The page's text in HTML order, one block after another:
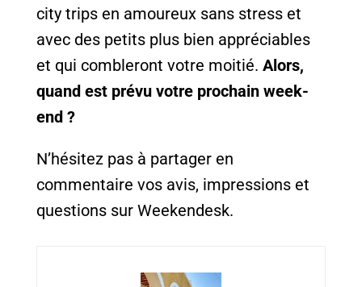
city trips en amoureux sans stress et
avec des petits plus bien appréciables
et qui combleront votre moitié. Alors,
quand est prévu votre prochain week-
end ?
N’hésitez pas à partager en
commentaire vos avis, impressions et
questions sur Weekendesk.